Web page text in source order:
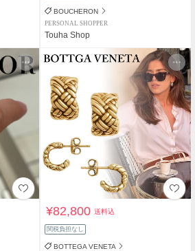
BOUCHERON
PERSONAL SHOPPER
Touha Shop
¥82,800送料込
関税負担なし
BOTTEGA VENETA